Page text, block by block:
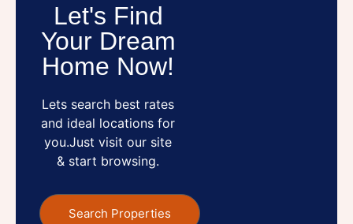
Let's Find
Your Dream
Home Now!
Lets search best rates
and ideal locations for
you.Just visit our site
& start browsing.
Search Properties